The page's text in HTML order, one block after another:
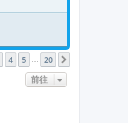
20頁)
4 5 … 20
前往